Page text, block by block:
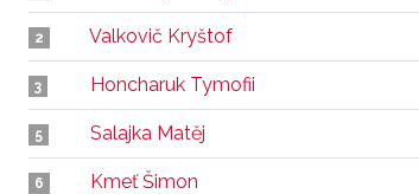
2 Valkovič Kryštof
3 Honcharuk Tymofii
5 Salajka Matěj
6 Kmeť Šimon